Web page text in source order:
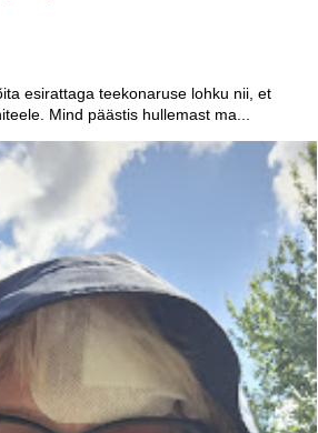
esirattaga teekonaruse lohku nii, et
Mind päästis hullemast ma...